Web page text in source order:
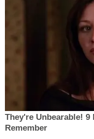
They're Unbearable!
Remember